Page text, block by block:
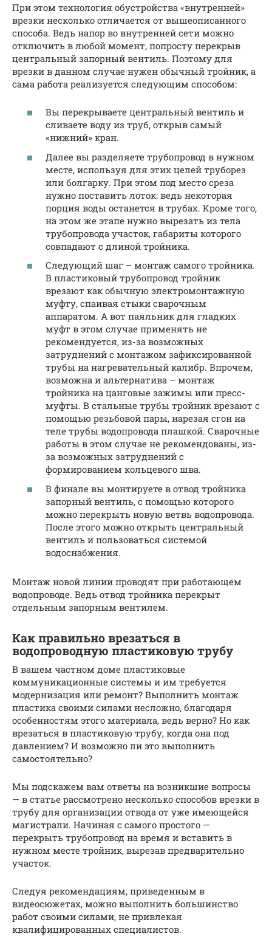
При этом технология обустройства «внутренней»
врезки несколько отличается от вышеописанного
способа. Ведь напор во внутренней сети можно
отключить в любой момент, попросту перекрыв
центральный запорный вентиль. Поэтому для
врезки в данном случае нужен обычный тройник, а
сама работа реализуется следующим способом:
Вы перекрываете центральный вентиль и
сливаете воду из труб, открыв самый
«нижний» кран.
Далее вы разделяете трубопровод в нужном
месте, используя для этих целей труборез
или болгарку. При этом под место среза
нужно поставить лоток: ведь некоторая
порция воды останется в трубах. Кроме того,
на этом же этапе нужно вырезать из тела
трубопровода участок, габариты которого
совпадают с длиной тройника.
Следующий шаг – монтаж самого тройника.
В пластиковый трубопровод тройник
врезают как обычную электромонтажную
муфту, спаивая стыки сварочным
аппаратом. А вот паяльник для гладких
муфт в этом случае применять не
рекомендуется, из-за возможных
затруднений с монтажом зафиксированной
трубы на нагревательный калибр. Впрочем,
возможна и альтернатива – монтаж
тройника на цанговые зажимы или пресс-
муфты. В стальные трубы тройник врезают с
помощью резьбовой пары, нарезая сгон на
теле трубы водопровода плашкой. Сварочные
работы в этом случае не рекомендованы, из-
за возможных затруднений с
формированием кольцевого шва.
В финале вы монтируете в отвод тройника
запорный вентиль, с помощью которого
можно перекрыть новую ветвь водопровода.
После этого можно открыть центральный
вентиль и пользоваться системой
водоснабжения.
Монтаж новой линии проводят при работающем
водопроводе. Ведь отвод тройника перекрыт
отдельным запорным вентилем.
Как правильно врезаться в
водопроводную пластиковую трубу
В вашем частном доме пластиковые
коммуникационные системы и им требуется
модернизация или ремонт? Выполнить монтаж
пластика своими силами несложно, благодаря
особенностям этого материала, ведь верно? Но как
врезаться в пластиковую трубу, когда она под
давлением? И возможно ли это выполнить
самостоятельно?
Мы подскажем вам ответы на возникшие вопросы
— в статье рассмотрено несколько способов врезки в
трубу для организации отвода от уже имеющейся
магистрали. Начиная с самого простого —
перекрыть трубопровод на время и вставить в
нужном месте тройник, вырезав предварительно
участок.
Следуя рекомендациям, приведенным в
видеосюжетах, можно выполнить большинство
работ своими силами, не привлекая
квалифицированных специалистов.